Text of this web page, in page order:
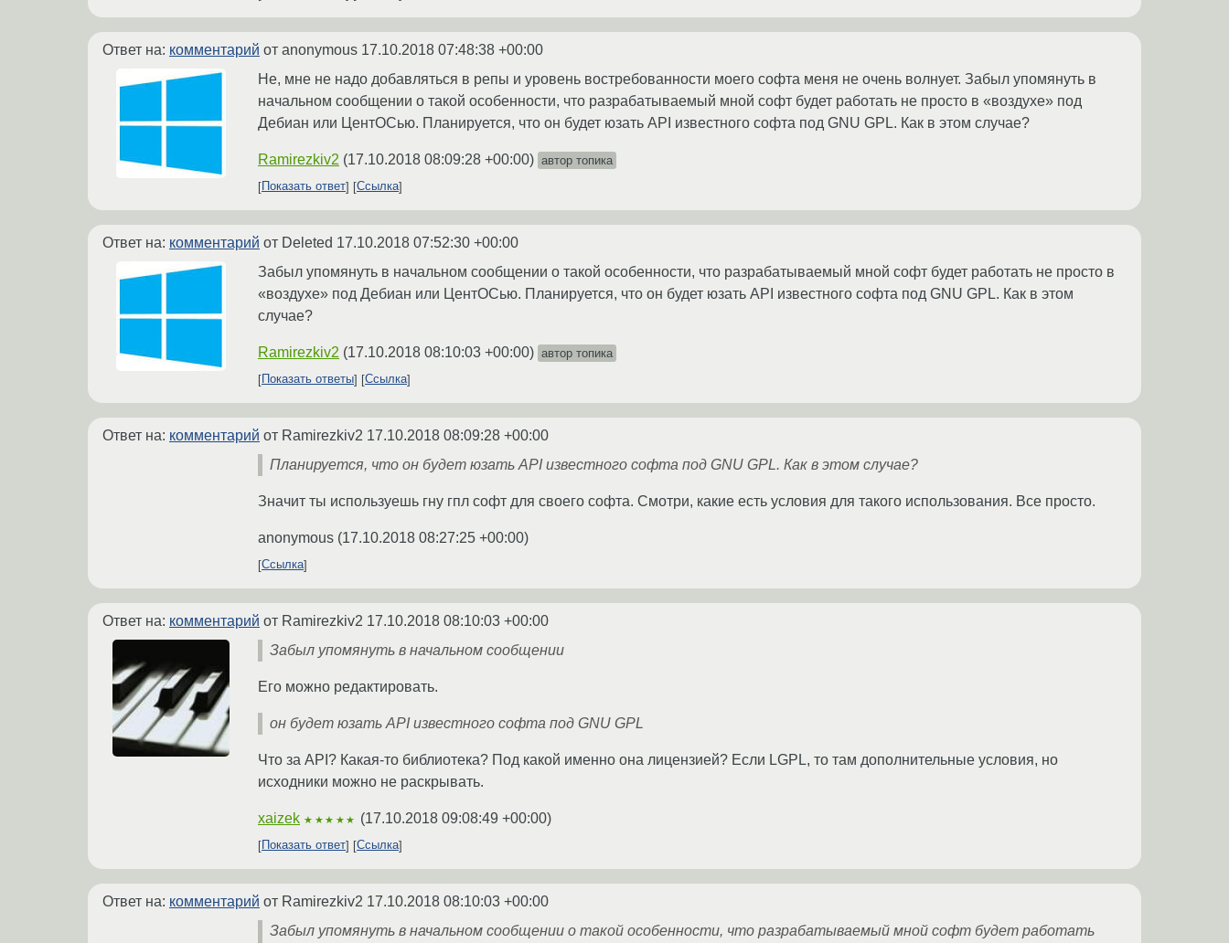
Ответ на: комментарий от anonymous 17.10.2018 07:48:38 +00:00
Не, мне не надо добавляться в репы и уровень востребованности моего софта меня не очень волнует. Забыл упомянуть в
начальном сообщении о такой особенности, что разрабатываемый мной софт будет работать не просто в «воздухе» под
Дебиан или ЦентОСью. Планируется, что он будет юзать API известного софта под GNU GPL. Как в этом случае?
Ramirezkiv2 (17.10.2018 08:09:28 +00:00) автор топика
Показать ответ
Ссылка
Ответ на: комментарий от Deleted 17.10.2018 07:52:30 +00:00
Забыл упомянуть в начальном сообщении о такой особенности, что разрабатываемый мной софт будет работать не просто в
«воздухе» под Дебиан или ЦентОСью. Планируется, что он будет юзать API известного софта под GNU GPL. Как в этом
случае?
Ramirezkiv2 (17.10.2018 08:10:03 +00:00) автор топика
Показать ответы
Ссылка
Ответ на: комментарий от Ramirezkiv2 17.10.2018 08:09:28 +00:00
Планируется, что он будет юзать API известного софта под GNU GPL. Как в этом случае?
Значит ты используешь гну гпл софт для своего софта. Смотри, какие есть условия для такого использования. Все просто.
anonymous (17.10.2018 08:27:25 +00:00)
Ссылка
Ответ на: комментарий от Ramirezkiv2 17.10.2018 08:10:03 +00:00
Забыл упомянуть в начальном сообщении
Его можно редактировать.
он будет юзать API известного софта под GNU GPL
Что за API? Какая-то библиотека? Под какой именно она лицензией? Если LGPL, то там дополнительные условия, но
исходники можно не раскрывать.
xaizek ★★★★★ (17.10.2018 09:08:49 +00:00)
Показать ответ Ссылка
Ответ на: комментарий от Ramirezkiv2 17.10.2018 08:10:03 +00:00
Забыл упомянуть в начальном сообщении о такой особенности, что разрабатываемый мной софт будет работать